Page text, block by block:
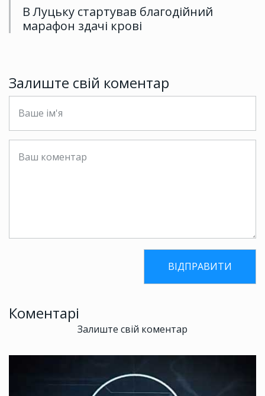
В Луцьку стартував благодійний
марафон здачі крові
Залиште свій коментар
Коментарі
Залиште свій коментар